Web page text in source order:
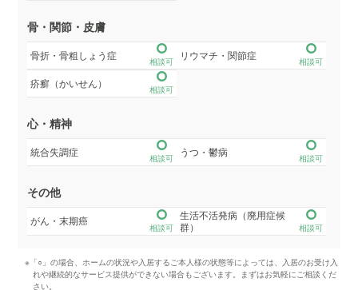
骨・関節・皮膚
骨折・骨粗しょう症
相談可
リウマチ・関節症
相談可
疥癬（かいせん）
相談可
心・精神
統合失調症
相談可
うつ・鬱病
相談可
その他
がん・末期癌
相談可
生活不活発病（廃用症候
群）
相談可
※「○」の場合、ホームの状況や入居するご本人様の状態等によっては、入居のお受け入
れや継続的なサービス提供ができない場合もございます。まずはお気軽にご相談くだ
さい。